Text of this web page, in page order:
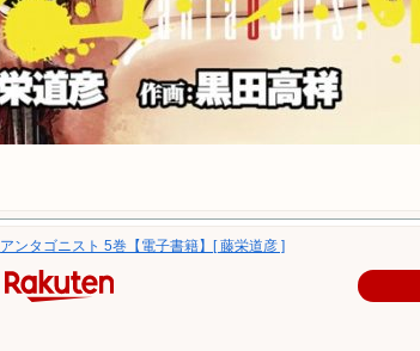
アンタゴニスト 5巻【電子書籍】[ 藤栄道彦 ]